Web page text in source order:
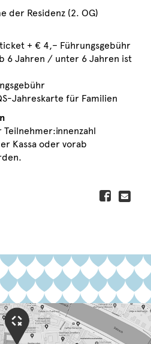
der Residenz (2. OG)
+ € 4,– Führungsgebühr
6 Jahren / unter 6 Jahren ist
Jahreskarte für Familien
Kassa oder vorab